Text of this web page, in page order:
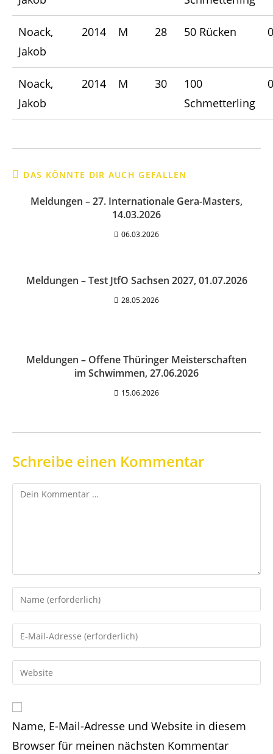
Noack,
Jakob
2014 M 28 50 Rücken
Noack,
Jakob
2014 M 30
100
Schmetterling
DAS KÖNNTE DIR AUCH GEFALLEN
Meldungen – 27. Internationale Gera-Masters,
14.03.2026
06.03.2026
Meldungen – Test JtfO Sachsen 2027, 01.07.2026
28.05.2026
Meldungen – Offene Thüringer Meisterschaften
im Schwimmen, 27.06.2026
15.06.2026
Schreibe einen Kommentar
Kommentar
Gib
deinen
Namen
oder
zum
Kommentieren
ein
Gib
deine
E-
Mail-
zum
Kommentieren
Gib
deine
URL
ein
(optional)
Name, E-Mail-Adresse und Website in diesem
Browser für meinen nächsten Kommentar